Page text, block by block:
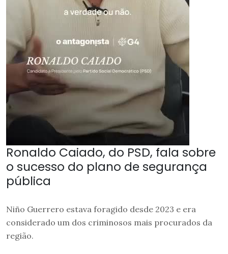
Ronaldo Caiado, do PSD, fala sobre
o sucesso do plano de segurança
pública
Niño Guerrero estava foragido desde 2023 e era
considerado um dos criminosos mais procurados da
região.